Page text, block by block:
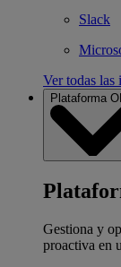
Slack
Ver todas las
Plataforma
Gestiona y
proactiva en